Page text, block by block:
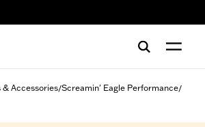
Accessories/Screamin' Eagle Performance/